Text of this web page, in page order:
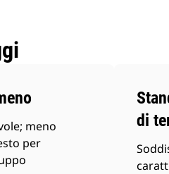
meno
per
di